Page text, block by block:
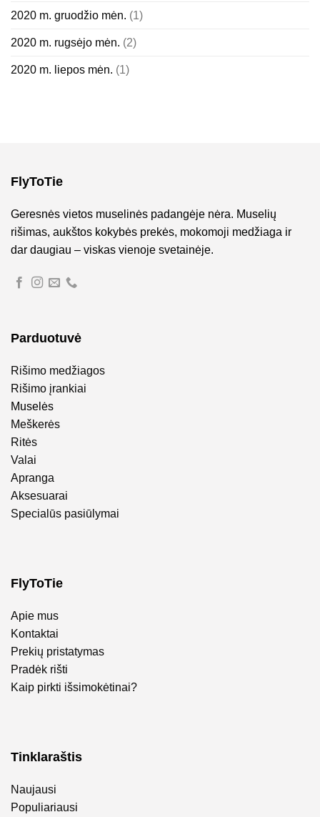
2020 m. gruodžio mėn. (1)
2020 m. rugsėjo mėn. (2)
2020 m. liepos mėn. (1)
FlyToTie
Geresnės vietos muselinės padangėje nėra. Muselių
rišimas, aukštos kokybės prekės, mokomoji medžiaga ir
dar daugiau – viskas vienoje svetainėje.
Parduotuvė
Rišimo medžiagos
Rišimo įrankiai
Muselės
Meškerės
Ritės
Valai
Apranga
Aksesuarai
Specialūs pasiūlymai
FlyToTie
Apie mus
Kontaktai
Prekių pristatymas
Pradėk rišti
Kaip pirkti išsimokėtinai?
Tinklaraštis
Naujausi
Populiariausi